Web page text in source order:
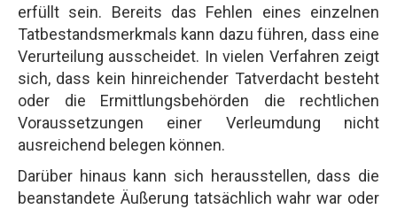
erfüllt sein. Bereits das Fehlen eines einzelnen
Tatbestandsmerkmals kann dazu führen, dass eine
Verurteilung ausscheidet. In vielen Verfahren zeigt
sich, dass kein hinreichender Tatverdacht besteht
oder die Ermittlungsbehörden die rechtlichen
Voraussetzungen einer Verleumdung nicht
ausreichend belegen können.
Darüber hinaus kann sich herausstellen, dass die
beanstandete Äußerung tatsächlich wahr war oder